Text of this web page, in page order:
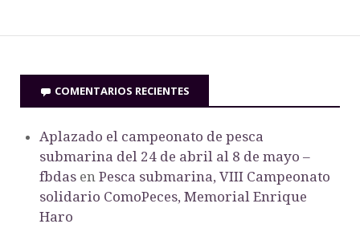
COMENTARIOS RECIENTES
Aplazado el campeonato de pesca
submarina del 24 de abril al 8 de mayo –
fbdas en Pesca submarina, VIII Campeonato
solidario ComoPeces, Memorial Enrique
Haro